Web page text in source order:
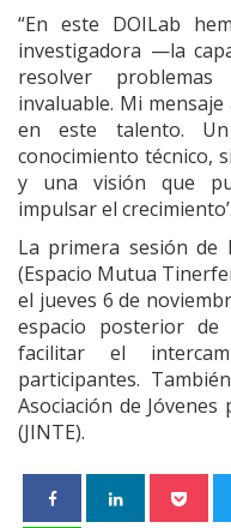
“En este DOILab
investigadora —la
resolver
invaluable. Mi
en este talento.
conocimiento técnico,
y una visión que
impulsar el crecimiento’.
La primera sesión de
(Espacio Mutua
el jueves 6 de
espacio posterior
facilitar el
participantes.
Asociación de
(JINTE).